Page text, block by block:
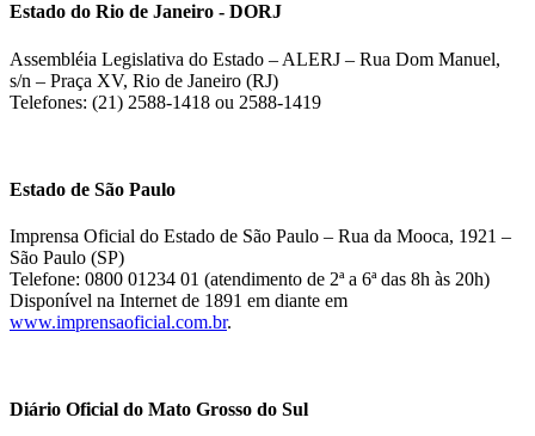
Estado do Rio de Janeiro - DORJ
Assembléia Legislativa do Estado – ALERJ – Rua Dom Manuel,
s/n – Praça XV, Rio de Janeiro (RJ)
Telefones: (21) 2588-1418 ou 2588-1419
Estado de São Paulo
Imprensa Oficial do Estado de São Paulo – Rua da Mooca, 1921 –
São Paulo (SP)
Telefone: 0800 01234 01 (atendimento de 2ª a 6ª das 8h às 20h)
Disponível na Internet de 1891 em diante em
www.imprensaoficial.com.br.
Diário Oficial do Mato Grosso do Sul